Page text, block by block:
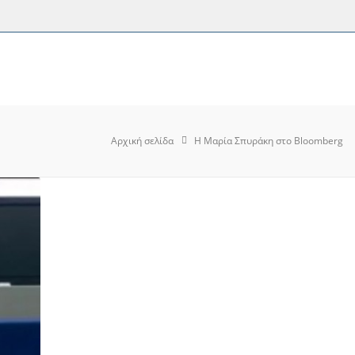
Αρχική σελίδα Η Μαρία Σπυράκη στο Bloomberg